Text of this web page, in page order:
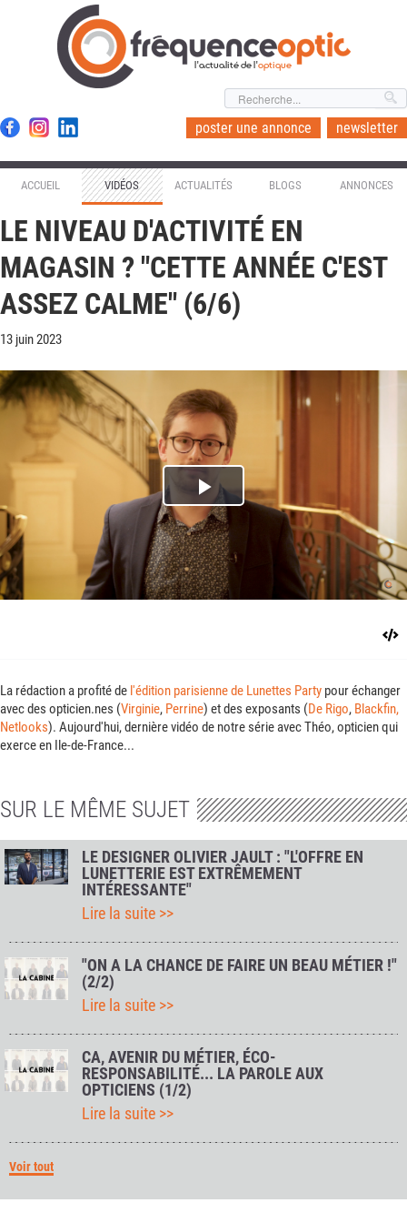
l'actualité de l'optique
poster une annonce newsletter
ACCUEIL VIDÉOS ACTUALITÉS BLOGS ANNONCES
LE NIVEAU D'ACTIVITÉ EN
MAGASIN ? "CETTE ANNÉE C'EST
ASSEZ CALME" (6/6)
13 juin 2023
Play
Video
La rédaction a profité de l'édition parisienne de Lunettes Party pour échanger
avec des opticien.nes (Virginie, Perrine) et des exposants (De Rigo, Blackfin,
Netlooks). Aujourd'hui, dernière vidéo de notre série avec Théo, opticien qui
exerce en Ile-de-France...
SUR LE MÊME SUJET
LE DESIGNER OLIVIER JAULT : "L'OFFRE EN
LUNETTERIE EST EXTRÊMEMENT
INTÉRESSANTE"
Lire la suite >>
"ON A LA CHANCE DE FAIRE UN BEAU MÉTIER !"
(2/2)
Lire la suite >>
CA, AVENIR DU MÉTIER, ÉCO-
RESPONSABILITÉ... LA PAROLE AUX
OPTICIENS (1/2)
Lire la suite >>
Voir tout